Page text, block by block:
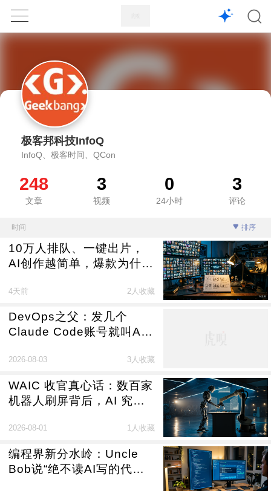
1X
极客邦科技InfoQ
InfoQ、极客时间、QCon
248
文章
3
视频
0
24小时
3
评论
时间 排序
10万人排队、一键出片，
AI创作越简单，爆款为什么
4天前 2人收藏
DevOps之父：发几个
Claude Code账号就叫AI
的锅
2026-08-03 3人收藏
WAIC 收官真心话：数百家
机器人刷屏背后，AI 究竟
2026-08-01 1人收藏
编程界新分水岭：Uncle
Bob说“绝不读AI写的代